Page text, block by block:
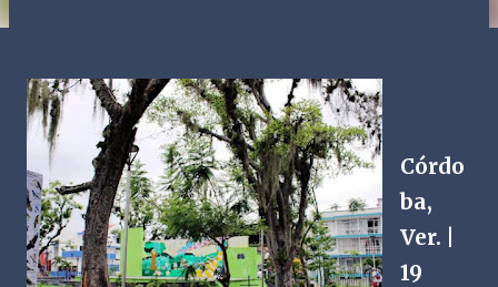
Córdo
ba,
Ver. |
19